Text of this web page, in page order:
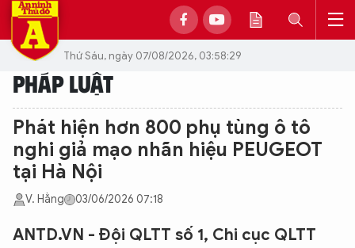
Thứ Sáu, ngày 07/08/2026, 03:58:29
PHÁP LUẬT
Phát hiện hơn 800 phụ tùng ô tô
nghi giả mạo nhãn hiệu PEUGEOT
tại Hà Nội
V. Hằng 03/06/2026 07:18
ANTD.VN - Đội QLTT số 1, Chi cục QLTT